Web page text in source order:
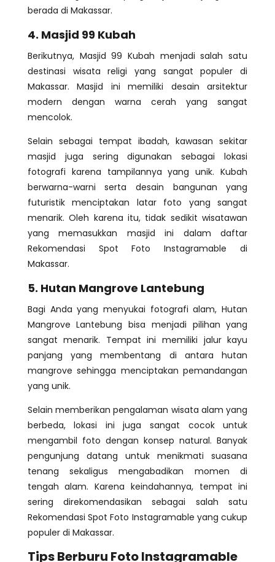
berada di Makassar.
4. Masjid 99 Kubah
Berikutnya, Masjid 99 Kubah menjadi salah satu
destinasi wisata religi yang sangat populer di
Makassar. Masjid ini memiliki desain arsitektur
modern dengan warna cerah yang sangat
mencolok.
Selain sebagai tempat ibadah, kawasan sekitar
masjid juga sering digunakan sebagai lokasi
fotografi karena tampilannya yang unik. Kubah
berwarna-warni serta desain bangunan yang
futuristik menciptakan latar foto yang sangat
menarik. Oleh karena itu, tidak sedikit wisatawan
yang memasukkan masjid ini dalam daftar
Rekomendasi Spot Foto Instagramable di
Makassar.
5. Hutan Mangrove Lantebung
Bagi Anda yang menyukai fotografi alam, Hutan
Mangrove Lantebung bisa menjadi pilihan yang
sangat menarik. Tempat ini memiliki jalur kayu
panjang yang membentang di antara hutan
mangrove sehingga menciptakan pemandangan
yang unik.
Selain memberikan pengalaman wisata alam yang
berbeda, lokasi ini juga sangat cocok untuk
mengambil foto dengan konsep natural. Banyak
pengunjung datang untuk menikmati suasana
tenang sekaligus mengabadikan momen di
tengah alam. Karena keindahannya, tempat ini
sering direkomendasikan sebagai salah satu
Rekomendasi Spot Foto Instagramable yang cukup
populer di Makassar.
Tips Berburu Foto Instagramable